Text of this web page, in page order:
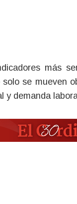
más
se mueven
y demanda